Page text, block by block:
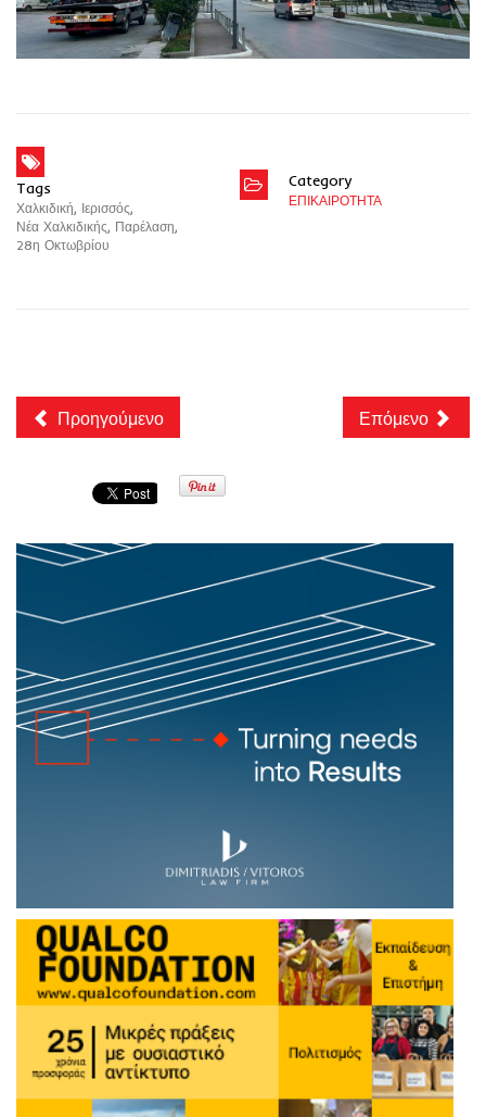
Tags
Χαλκιδική, Ιερισσός,
Νέα Χαλκιδικής, Παρέλαση,
28η Οκτωβρίου
Category
ΕΠΙΚΑΙΡΟΤΗΤΑ
Προηγούμενο Επόμενο